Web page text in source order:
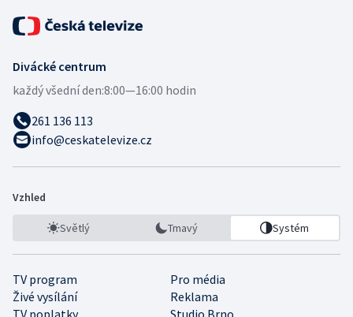
Divácké centrum
každý všední den:8:00—16:00 hodin
261 136 113
info@ceskatelevize.cz
Vzhled
Světlý Tmavý Systém
TV program
Pro média
Živé vysílání
Reklama